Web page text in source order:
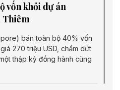
vốn khỏi dự án
Thiêm
bán toàn bộ 40% vốn
270 triệu USD, chấm dứt
thập kỷ đồng hành cùng